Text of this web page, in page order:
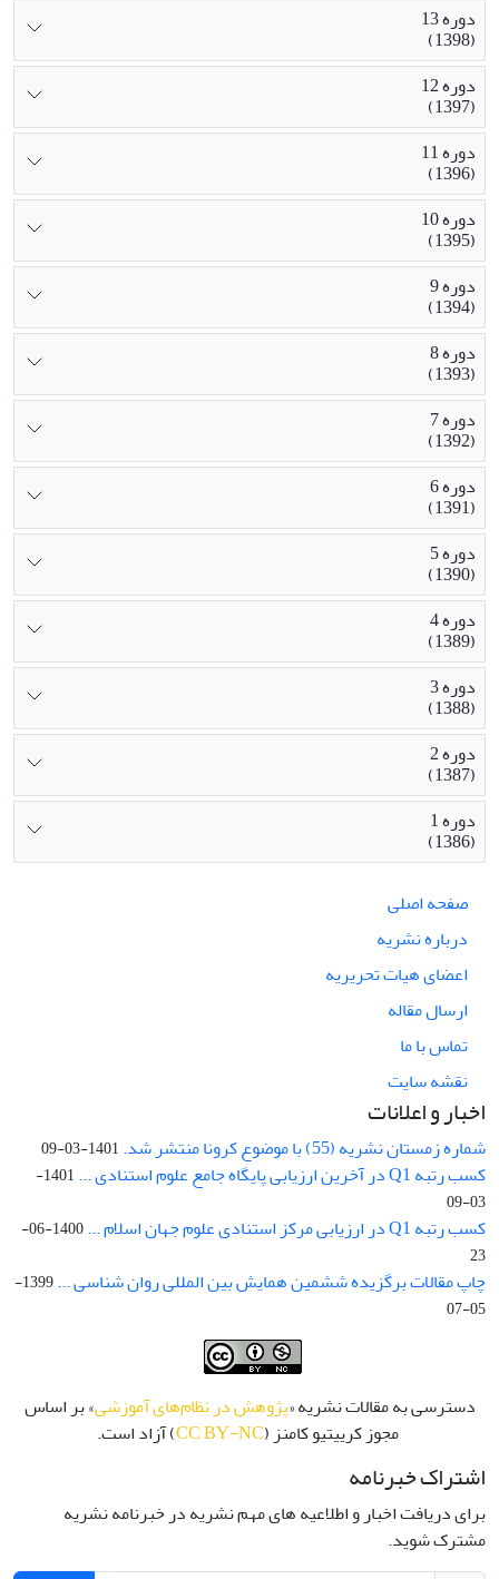
دوره 13
(1398)
دوره 12
(1397)
دوره 11
(1396)
دوره 10
(1395)
دوره 9
(1394)
دوره 8
(1393)
دوره 7
(1392)
دوره 6
(1391)
دوره 5
(1390)
دوره 4
(1389)
دوره 3
(1388)
دوره 2
(1387)
دوره 1
(1386)
صفحه اصلی
درباره نشریه
اعضای هیات تحریریه
ارسال مقاله
تماس با ما
نقشه سایت
اخبار و اعلانات
شماره زمستان نشریه (55) با موضوع کرونا منتشر شد. 1401-03-09
کسب رتبه Q1 در آخرین ارزیابی پایگاه جامع علوم استنادی ...
1401-
03-09
کسب رتبه Q1 در ارزیابی مرکز استنادی علوم جهان اسلام ...
1400-06-
23
چاپ مقالات برگزیده ششمین همایش بین المللی روان شناسی ...
1399-
05-07
دسترسی به مقالات نشریه «پژوهش در نظام‌های آموزشی» بر اساس
مجوز کرییتیو کامنز (CC BY-NC) آزاد است.
اشتراک خبرنامه
برای دریافت اخبار و اطلاعیه های مهم نشریه در خبرنامه نشریه
مشترک شوید.